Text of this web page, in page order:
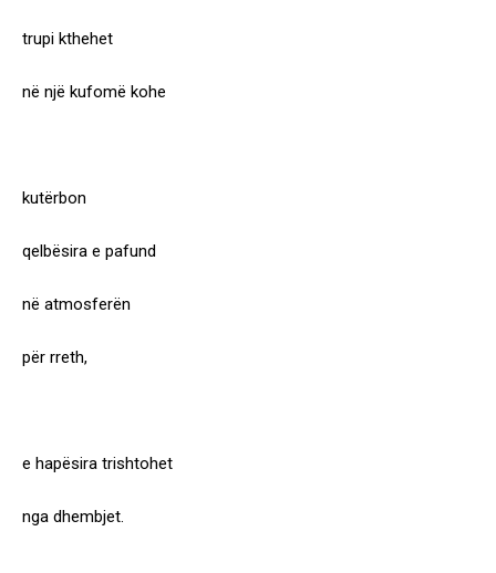
trupi kthehet
në një kufomë kohe
kutërbon
qelbësira e pafund
në atmosferën
për rreth,
e hapësira trishtohet
nga dhembjet.